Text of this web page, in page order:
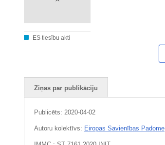
ES tiesību akti
Ziņas par publikāciju
Publicēts: 2020-04-02
Autoru kolektīvs: Eiropas Savienības Padome